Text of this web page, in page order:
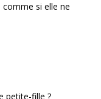
comme si elle ne
petite-fille ?